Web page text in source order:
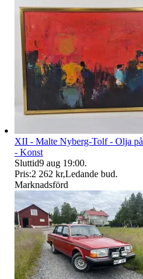
XII - Malte Nyberg-Tolf - Olja
- Konst
Sluttid9 aug 19:00.
Pris:2 262 kr,Ledande bud.
Marknadsförd